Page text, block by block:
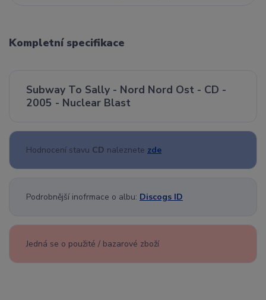
Kompletní specifikace
Subway To Sally - Nord Nord Ost - CD -
2005 - Nuclear Blast
Hodnocení stavu CD naleznete zde
Podrobnější inofrmace o albu: Discogs ID
Jedná se o použité / bazarové zboží